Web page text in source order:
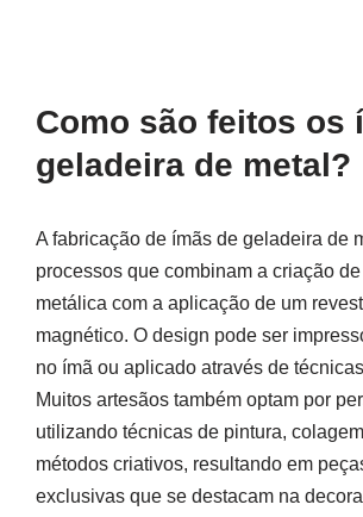
Como são feitos os
geladeira de metal?
A fabricação de ímãs de geladeira de
processos que combinam a criação
metálica com a aplicação de um
magnético. O design pode ser
no ímã ou aplicado através de
Muitos artesãos também optam por
utilizando técnicas de pintura,
métodos criativos, resultando em
exclusivas que se destacam na